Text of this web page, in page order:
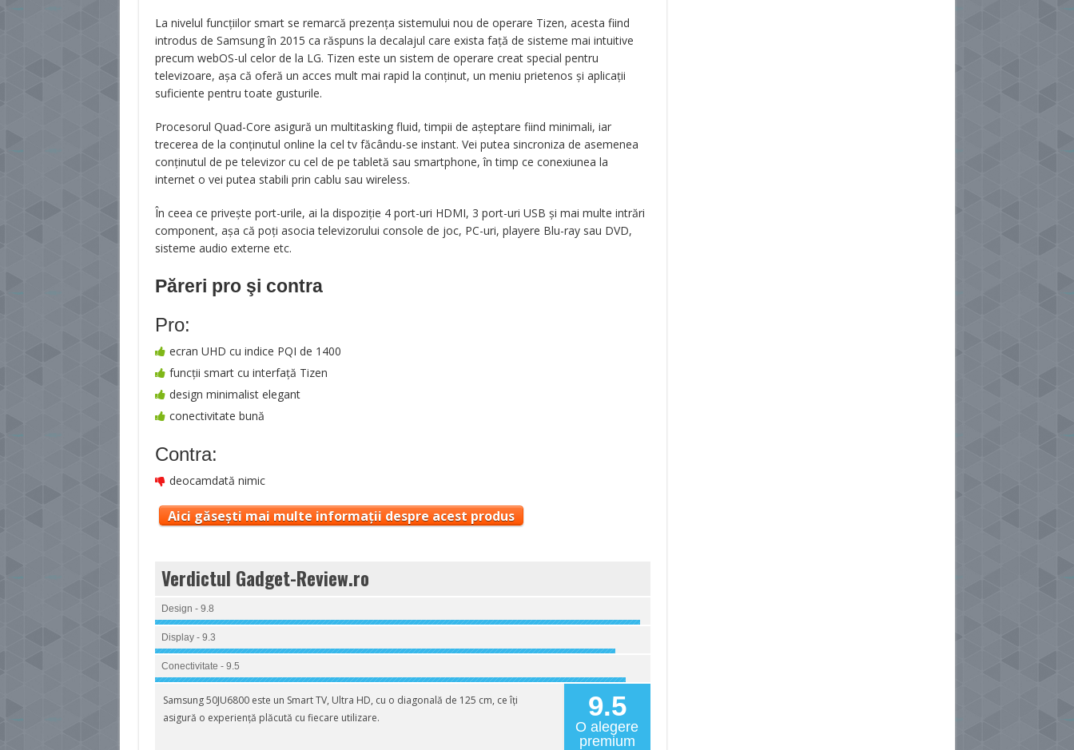
La nivelul funcțiilor smart se remarcă prezența sistemului nou de operare Tizen, acesta fiind
introdus de Samsung în 2015 ca răspuns la decalajul care exista față de sisteme mai intuitive
precum webOS-ul celor de la LG. Tizen este un sistem de operare creat special pentru
televizoare, așa că oferă un acces mult mai rapid la conținut, un meniu prietenos și aplicații
suficiente pentru toate gusturile.
Procesorul Quad-Core asigură un multitasking fluid, timpii de așteptare fiind minimali, iar
trecerea de la conținutul online la cel tv făcându-se instant. Vei putea sincroniza de asemenea
conținutul de pe televizor cu cel de pe tabletă sau smartphone, în timp ce conexiunea la
internet o vei putea stabili prin cablu sau wireless.
În ceea ce privește port-urile, ai la dispoziție 4 port-uri HDMI, 3 port-uri USB și mai multe intrări
component, așa că poți asocia televizorului console de joc, PC-uri, playere Blu-ray sau DVD,
sisteme audio externe etc.
Păreri pro şi contra
Pro:
ecran UHD cu indice PQI de 1400
funcții smart cu interfață Tizen
design minimalist elegant
conectivitate bună
Contra:
deocamdată nimic
Aici găsești mai multe informații despre acest produs
Verdictul Gadget-Review.ro
Design - 9.8
Display - 9.3
Conectivitate - 9.5
9.5
O alegere
premium
Samsung 50JU6800 este un Smart TV, Ultra HD, cu o diagonală de 125 cm, ce îți
asigură o experiență plăcută cu fiecare utilizare.